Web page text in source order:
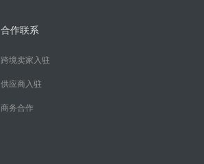
合作联系
跨境卖家入驻
供应商入驻
商务合作